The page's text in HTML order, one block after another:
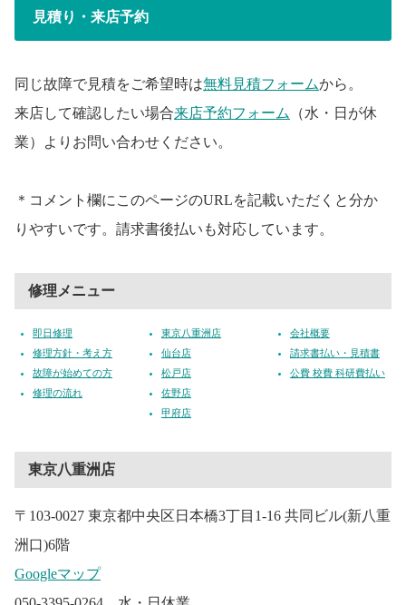
見積り・来店予約
同じ故障で見積をご希望時は無料見積フォームから。
来店して確認したい場合来店予約フォーム
（水・日が休
業）よりお問い合わせください。
＊コメント欄にこのページのURLを記載いただくと分か
りやすいです。請求書後払いも対応しています。
修理メニュー
即日修理
修理方針・考え方
故障が始めての方
修理の流れ
東京八重洲店
仙台店
松戸店
佐野店
甲府店
会社概要
請求書払い・見積書
公費 校費 科研費払い
東京八重洲店
〒103-0027 東京都中央区日本橋3丁目1-16 共同ビル(新八重
洲口)6階
Googleマップ